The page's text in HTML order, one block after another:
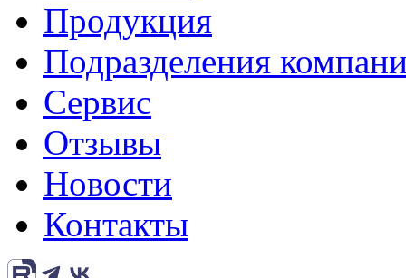
Продукция
Подразделения
Сервис
Отзывы
Новости
Контакты